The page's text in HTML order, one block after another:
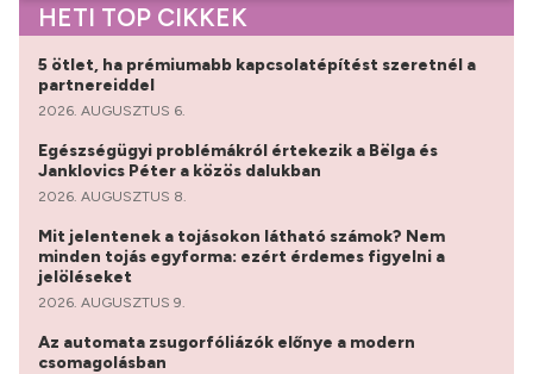
HETI TOP CIKKEK
5 ötlet, ha prémiumabb kapcsolatépítést szeretnél a
partnereiddel
2026. AUGUSZTUS 6.
Egészségügyi problémákról értekezik a Bëlga és
Janklovics Péter a közös dalukban
2026. AUGUSZTUS 8.
Mit jelentenek a tojásokon látható számok? Nem
minden tojás egyforma: ezért érdemes figyelni a
jelöléseket
2026. AUGUSZTUS 9.
Az automata zsugorfóliázók előnye a modern
csomagolásban